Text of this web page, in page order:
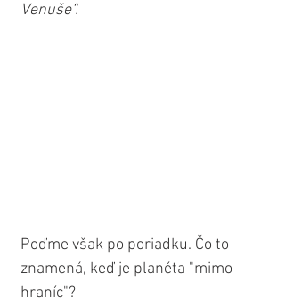
Venuše“.
Poďme však po poriadku. Čo to
znamená, keď je planéta "mimo
hraníc"?